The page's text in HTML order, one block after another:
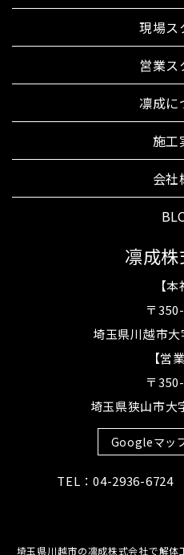
現場ス
営業ス
凛成に
施工
会社
凛成
【本
〒
埼玉県川越市
【営
〒
埼玉県狭山市大
Googleマッ
TEL：04-2936-6724
埼玉県川越市の凛成株式会社で解